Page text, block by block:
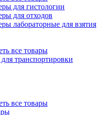
для гистологии
для отходов
лабораторные для взятия
все товары
транспортировки
все товары